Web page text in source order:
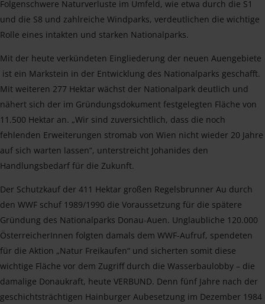
Folgenschwere Naturverluste im Umfeld, wie etwa durch die S1
und die S8 und zahlreiche Windparks, verdeutlichen die wichtige
Rolle eines intakten und starken Nationalparks.
Mit der heute verkündeten Eingliederung der neuen Auengebiete
ist ein Markstein in der Entwicklung des Nationalparks geschafft.
Mit weiteren 277 Hektar wächst der Nationalpark deutlich und
nähert sich der im Gründungsdokument festgelegten Fläche von
11.500 Hektar an. „Wir sind zuversichtlich, dass die noch
fehlenden Erweiterungen stromab von Wien nicht wieder 20 Jahre
auf sich warten lassen“, unterstreicht Johanides den
Handlungsbedarf für die Zukunft.
Der Schutzkauf der 411 Hektar großen Regelsbrunner Au durch
den WWF schuf 1989/1990 die Voraussetzung für die spätere
Gründung des Nationalparks Donau-Auen. Unglaubliche 120.000
ÖsterreicherInnen folgten damals dem WWF-Aufruf, spendeten
für die Aktion „Natur Freikaufen“ und sicherten somit diese
wichtige Fläche vor dem Zugriff durch die Wasserbaulobby – die
damalige Donaukraft, heute VERBUND. Denn fünf Jahre nach der
geschichtsträchtigen Hainburger Aubesetzung im Dezember 1984